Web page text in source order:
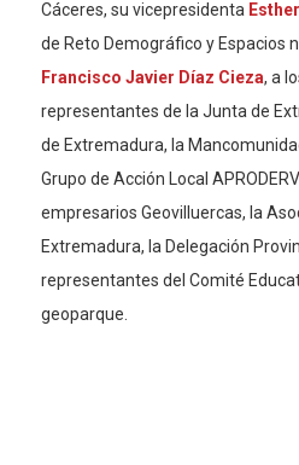
Cáceres, su vicepresidenta
de Reto Demográfico y Espacios
Francisco Javier Díaz Cieza, a
representantes de la Junta de
de Extremadura, la
Grupo de Acción Local
empresarios Geovilluercas, la
Extremadura, la Delegación
representantes del Comité
geoparque.